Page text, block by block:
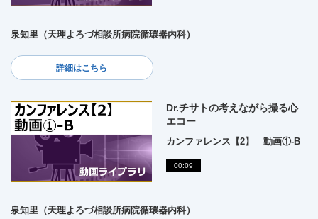
泉知里（天理よろづ相談所病院循環器内科）
詳細はこちら
Dr.チサトの考えながら撮る心
エコー
カンファレンス【2】 動画①-B
00:09
泉知里（天理よろづ相談所病院循環器内科）